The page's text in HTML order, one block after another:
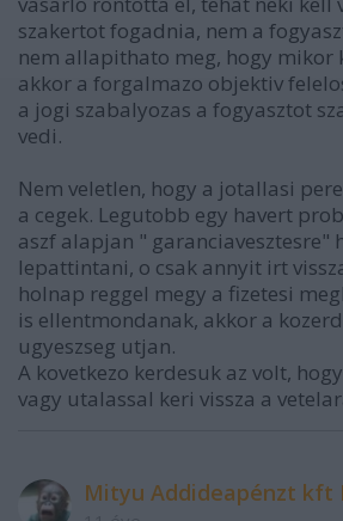
szakertot fogadnia, nem a
nem allapithato meg, hogy mikor
akkor a forgalmazo objektiv
a jogi szabalyozas a fogyasztot
vedi.
Nem veletlen, hogy a jotallasi
a cegek. Legutobb egy havert
aszf alapjan " garanciavesztesre"
lepattintani, o csak annyit irt
holnap reggel megy a fizetesi
is ellentmondanak, akkor a
ugyeszseg utjan.
A kovetkezo kerdesuk az volt,
vagy utalassal keri vissza a
Mityu Addideapénzt kft